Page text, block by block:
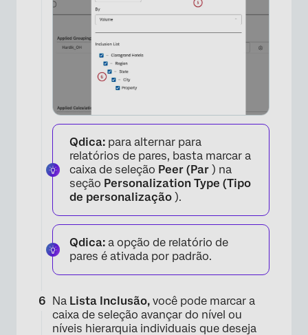
×
Qdica: para alternar para
relatórios de pares, basta marcar a
caixa de seleção Peer (Par ) na
seção Personalization Type (Tipo
de personalização ).
Qdica: a opção de relatório de
pares é ativada por padrão.
Na Lista Inclusão, você pode marcar a
caixa de seleção avançar do nível ou
níveis hierarquia individuais que deseja